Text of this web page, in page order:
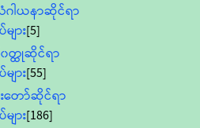
ဂါယနာဆိုင်ရာ
ျား[5]
တ္ထုဆိုင်ရာ
ျား[55]
တော်ဆိုင်ရာ
ျား[186]